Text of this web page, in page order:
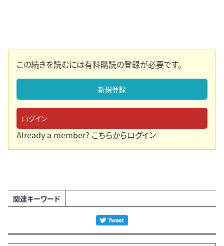
この続きを読むには有料購読の登録が必要です。
新規登録
ログイン
Already a member? こちらからログイン
関連キーワード